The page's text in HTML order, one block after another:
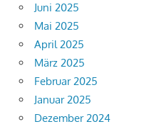
Juni 2025
Mai 2025
April 2025
März 2025
Februar 2025
Januar 2025
Dezember 2024